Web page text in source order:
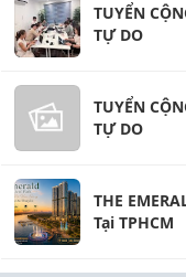
TUYỂN
TỰ DO
TUYỂN
TỰ DO
THE
Tại TPHCM